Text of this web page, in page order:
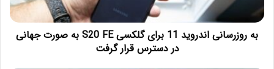
به روزرسانی اندروید 11 برای گلکسی S20 FE به صورت جهانی
در دسترس قرار گرفت